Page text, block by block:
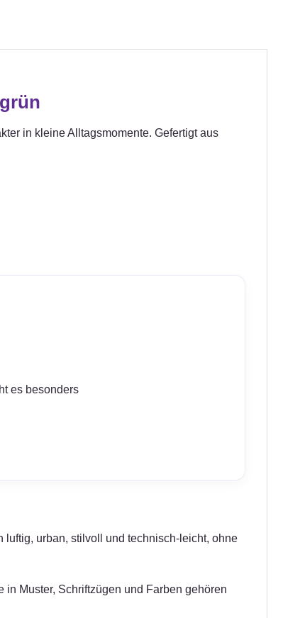
in kleine Alltagsmomente. Gefertigt aus
es besonders
urban, stilvoll und technisch-leicht, ohne
Muster, Schriftzügen und Farben gehören